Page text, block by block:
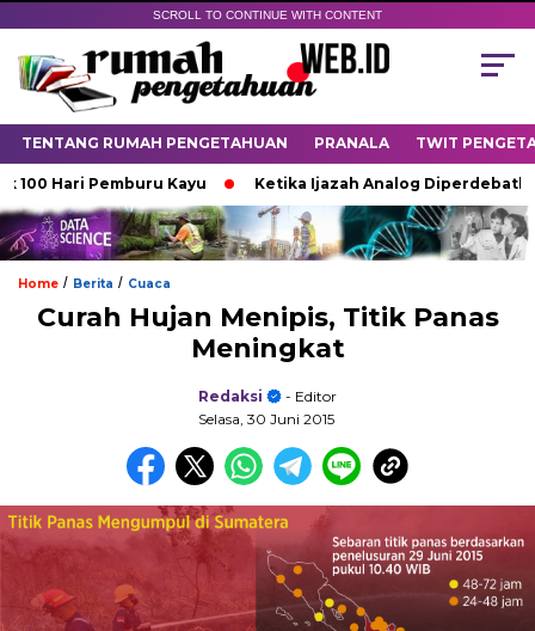
SCROLL TO CONTINUE WITH CONTENT
TENTANG RUMAH PENGETAHUAN PRANALA TWIT
Hari Pemburu Kayu Ketika Ijazah Analog Diperdebatkan di
Home / Berita / Cuaca
Curah Hujan Menipis, Titik Panas
Meningkat
Redaksi
- Editor
Selasa, 30 Juni 2015